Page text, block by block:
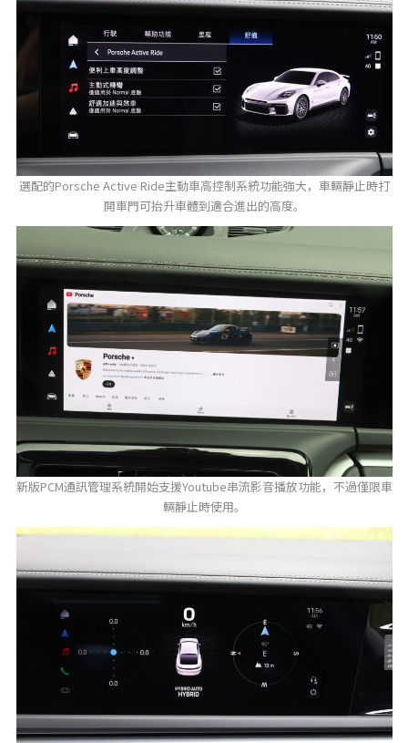
選配的Porsche Active Ride主動車高控制系統功能強大，車輛靜止時打
開車門可抬升車體到適合進出的高度。
新版PCM通訊管理系統開始支援Youtube串流影音播放功能，不過僅限車
輛靜止時使用。